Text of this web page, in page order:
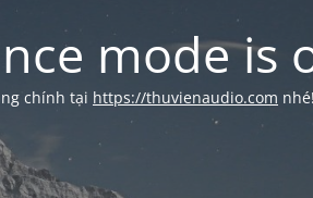
mode is
chính tại https://thuvienaudio.com